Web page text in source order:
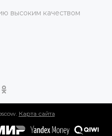
высоким качеством
Карта сайта